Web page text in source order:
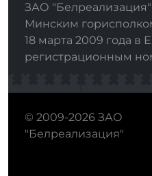
ЗАО
Минским
18 марта 2009 года в
регистрационным
© 2009-2026 ЗАО
"Белреализация"